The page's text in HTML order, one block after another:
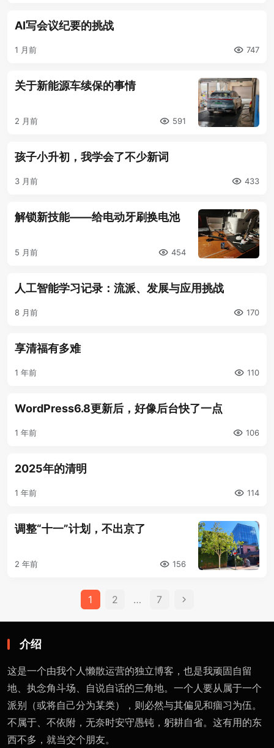
AI写会议纪要的挑战
1 月前 747
关于新能源车续保的事情
2 月前 591
孩子小升初，我学会了不少新词
3 月前 433
解锁新技能——给电动牙刷换电池
5 月前 454
人工智能学习记录：流派、发展与应用挑战
8 月前 170
享清福有多难
1 年前 110
WordPress6.8更新后，好像后台快了一点
1 年前 106
2025年的清明
1 年前 114
调整“十一”计划，不出京了
2 年前 156
文
章
1 2 … 7
介绍
这是一个由我个人懒散运营的独立博客，也是我顽固自留
地、执念角斗场、自说自话的三角地。一个人要从属于一个
派别（或将自己分为某类），则必然与其偏见和痼习为伍。
不属于、不依附，无奈时安守愚钝，躬耕自省。这有用的东
西不多，就当交个朋友。